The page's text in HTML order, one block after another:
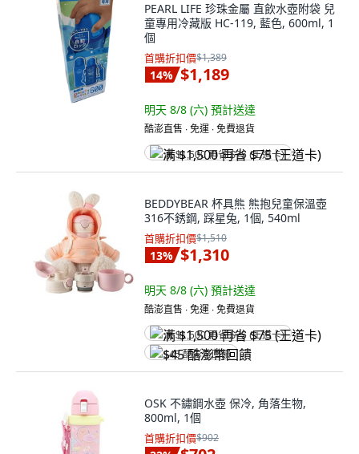
PEARL LIFE 珍珠金屬 直飲水壺附袋 兒
童專用冷藏版 HC-119, 藍色, 600ml, 1
個
首購折扣價$1,389
14% $1,189
明天 8/8 (六) 預計送達
酷澎直售 ∙ 免運 ∙ 免費退貨
满 $1,500 再省 $75 (王道卡)
BEDDYBEAR 杯具熊 熊抱兒童保溫壺
316不銹鋼, 踩星兔, 1個, 540ml
首購折扣價$1,510
13% $1,310
明天 8/8 (六) 預計送達
酷澎直售 ∙ 免運 ∙ 免費退貨
满 $1,500 再省 $75 (王道卡)
$45 酷澎幣回饋
OSK 不鏽鋼水壺 保冷, 角落生物,
800ml, 1個
首購折扣價$902